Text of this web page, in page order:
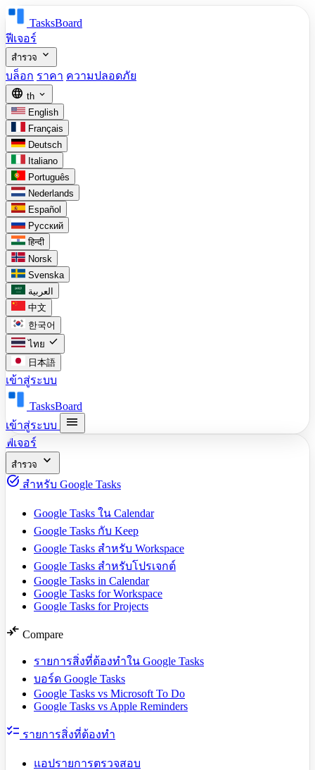
TasksBoard
ฟีเจอร์
สำรวจ expand_more
บล็อก ราคา ความปลอดภัย
language th expand_more
English
Français
Deutsch
Italiano
Português
Nederlands
Español
Русский
हिन्दी
Norsk
Svenska
العربية
中文
한국어
ไทย check
日本語
เข้าสู่ระบบ
TasksBoard
เข้าสู่ระบบ
menu
ฟีเจอร์
สำรวจ
expand_more
task_alt สำหรับ Google Tasks
Google Tasks ใน Calendar
Google Tasks กับ Keep
Google Tasks สำหรับ Workspace
Google Tasks สำหรับโปรเจกต์
Google Tasks in Calendar
Google Tasks for Workspace
Google Tasks for Projects
compare_arrows Compare
รายการสิ่งที่ต้องทำใน Google Tasks
บอร์ด Google Tasks
Google Tasks vs Microsoft To Do
Google Tasks vs Apple Reminders
checklist รายการสิ่งที่ต้องทำ
แอปรายการตรวจสอบ